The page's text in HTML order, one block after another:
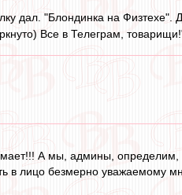
дал. "Блондинка на Физтехе".
Все в Телеграм,
А мы, админы,
в лицо безмерно уважаемому